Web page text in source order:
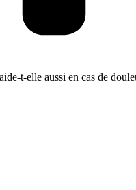
t-elle aussi en cas de